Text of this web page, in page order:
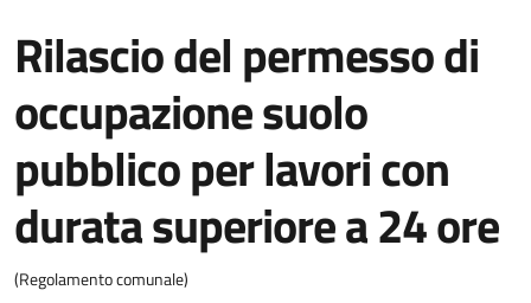
Rilascio del permesso di
occupazione suolo
pubblico per lavori con
durata superiore a 24 ore
(Regolamento comunale)